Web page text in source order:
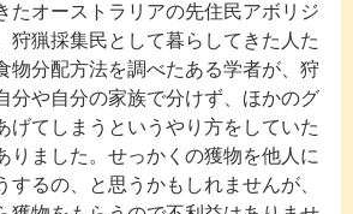
たオーストラリアの先住民アボリジ
狩猟採集民として暮らしてきた人た
物分配方法を調べたある学者が、狩
分や自分の家族で分けず、ほかのグ
げてしまうというやり方をしていた
りました。せっかくの獲物を他人に
するの、と思うかもしれませんが、